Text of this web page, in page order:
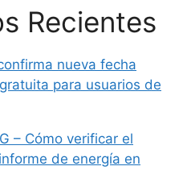
Recientes
nueva fecha
para usuarios de
– Cómo verificar el
de energía en